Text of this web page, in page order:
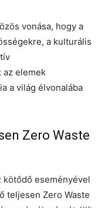
vonása, hogy a
a kulturális
az elemek
a világ élvonalába
Zero Waste
kötődő eseményével
teljesen Zero Waste